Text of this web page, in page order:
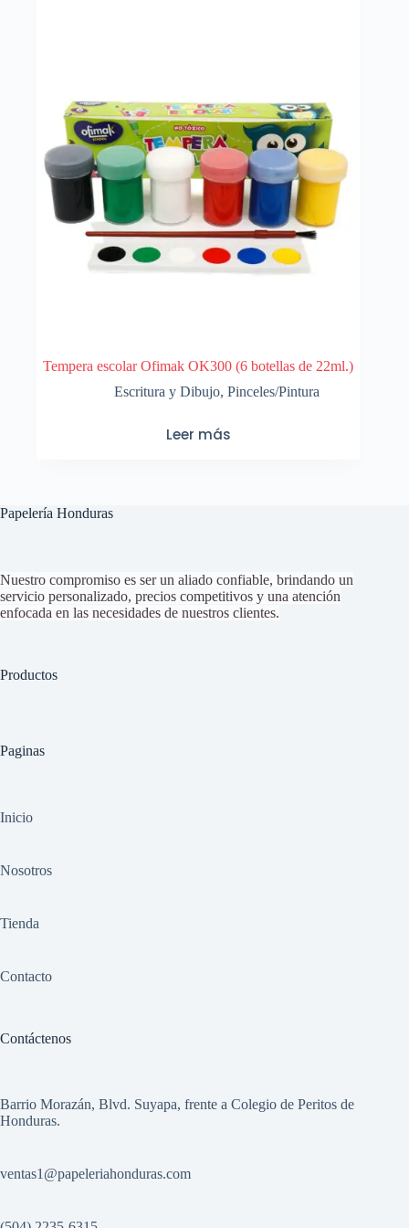
Tempera escolar Ofimak OK300 (6 botellas de 22ml.)
Escritura y Dibujo, Pinceles/Pintura
Leer más
Papelería Honduras
Nuestro compromiso es ser un aliado confiable, brindando un
servicio personalizado, precios competitivos y una atención
enfocada en las necesidades de nuestros clientes.
Productos
Paginas
Inicio
Nosotros
Tienda
Contacto
Contáctenos
Barrio Morazán, Blvd. Suyapa, frente a Colegio de Peritos de
Honduras.
ventas1@papeleriahonduras.com